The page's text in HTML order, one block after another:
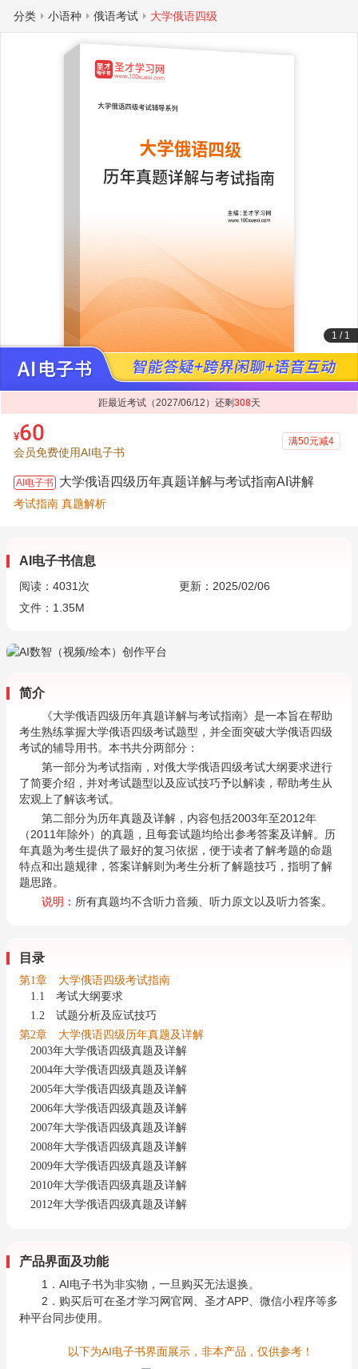
分类 小语种 俄语考试 大学俄语四级
1 / 1
距最近考试（2027/06/12）还剩308天
¥60
会员免费使用AI电子书
满50元减4
AI电子书 大学俄语四级历年真题详解与考试指南AI讲解
考试指南 真题解析
AI电子书信息
阅读： 4031 次
更新：2025/02/06
文件：1.35M
简介
《大学俄语四级历年真题详解与考试指南》是一本旨在帮助
考生熟练掌握大学俄语四级考试题型，并全面突破大学俄语四级
考试的辅导用书。本书共分两部分：
第一部分为考试指南，对俄大学俄语四级考试大纲要求进行
了简要介绍，并对考试题型以及应试技巧予以解读，帮助考生从
宏观上了解该考试。
第二部分为历年真题及详解，内容包括2003年至2012年
（2011年除外）的真题，且每套试题均给出参考答案及详解。历
年真题为考生提供了最好的复习依据，便于读者了解考题的命题
特点和出题规律，答案详解则为考生分析了解题技巧，指明了解
题思路。
说明： 所有真题均不含听力音频、听力原文以及听力答案。
目录
第1章 大学俄语四级考试指南
1.1 考试大纲要求
1.2 试题分析及应试技巧
第2章 大学俄语四级历年真题及详解
2003年大学俄语四级真题及详解
2004年大学俄语四级真题及详解
2005年大学俄语四级真题及详解
2006年大学俄语四级真题及详解
2007年大学俄语四级真题及详解
2008年大学俄语四级真题及详解
2009年大学俄语四级真题及详解
2010年大学俄语四级真题及详解
2012年大学俄语四级真题及详解
产品界面及功能
1．AI电子书为非实物，一旦购买无法退换。
2．购买后可在圣才学习网官网、圣才APP、微信小程序等多
种平台同步使用。
以下为AI电子书界面展示，非本产品，仅供参考！